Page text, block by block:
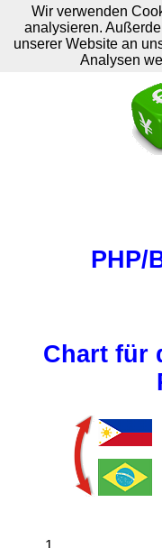
M. Brodski
PHP/
Chart für
Wir verwenden
analysieren.
unserer Website an
Analysen